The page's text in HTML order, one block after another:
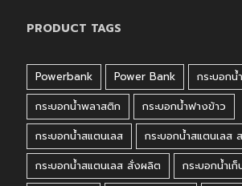
PRODUCT TAGS
Powerbank Power Bank
กระบอกน้ำ
กระบอกน้ำพลาสติก
กระบอกน้ำฟางข้าว
กระบอกน้ำสแตนเลส
กระบอกน้ำสแตนเลส
กระบอกน้ำสแตนเลส สั่งผลิต
กระบอกน้ำเ